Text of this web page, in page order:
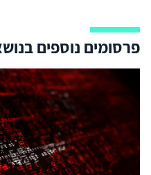
פרסומים נוספים